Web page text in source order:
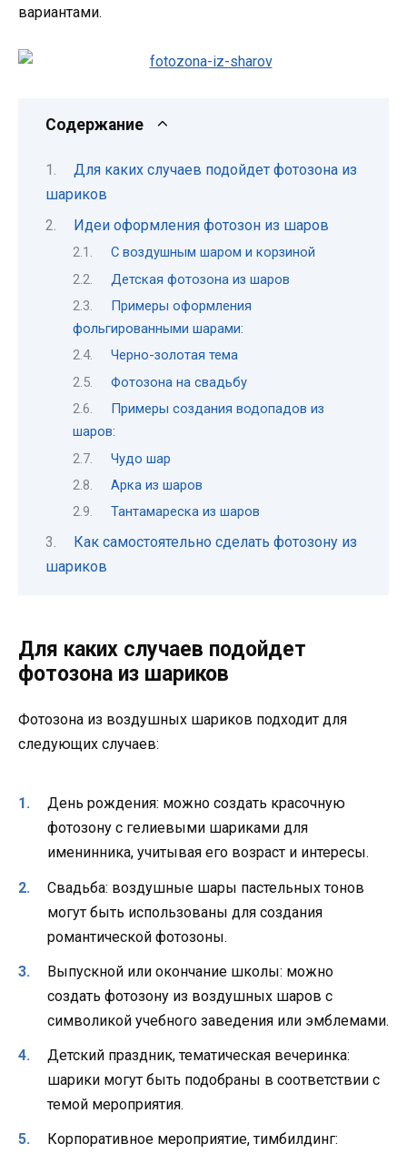
вариантами.
Содержание
Для каких случаев подойдет фотозона из
шариков
Идеи оформления фотозон из шаров
С воздушным шаром и корзиной
Детская фотозона из шаров
Примеры оформления
фольгированными шарами:
Черно-золотая тема
Фотозона на свадьбу
Примеры создания водопадов из
шаров:
Чудо шар
Арка из шаров
Тантамареска из шаров
Как самостоятельно сделать фотозону из
шариков
Для каких случаев подойдет
фотозона из шариков
Фотозона из воздушных шариков подходит для
следующих случаев:
День рождения: можно создать красочную
фотозону с гелиевыми шариками для
именинника, учитывая его возраст и интересы.
Свадьба: воздушные шары пастельных тонов
могут быть использованы для создания
романтической фотозоны.
Выпускной или окончание школы: можно
создать фотозону из воздушных шаров с
символикой учебного заведения или эмблемами.
Детский праздник, тематическая вечеринка:
шарики могут быть подобраны в соответствии с
темой мероприятия.
Корпоративное мероприятие, тимбилдинг: